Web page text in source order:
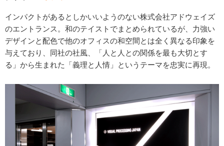
インパクトがあるとしかいいようのない株式会社アドウェイズ
のエントランス。和のテイストでまとめられているが、力強い
デザインと配色で他のオフィスの和空間とは全く異なる印象を
与えており、同社の社風、「人と人との関係を最も大切とす
る」から生まれた「義理と人情」というテーマを忠実に再現。